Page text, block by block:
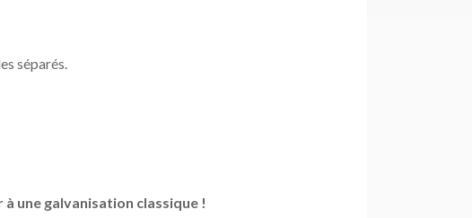
séparés.
une galvanisation classique !